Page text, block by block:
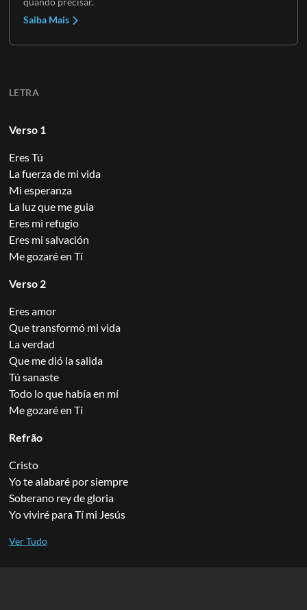
Saiba Mais
LETRA
Verso 1
Eres Tú
La fuerza de mi vida
Mi esperanza
La luz que me guia
Eres mi refugio
Eres mi salvación
Me gozaré en Tí
Verso 2
Eres amor
Que transformó mi vida
La verdad
Que me dió la salida
Tú sanaste
Todo lo que había en mí
Me gozaré en Tí
Refrão
Cristo
Yo te alabaré por siempre
Soberano rey de gloria
Yo viviré para Tí mi Jesús